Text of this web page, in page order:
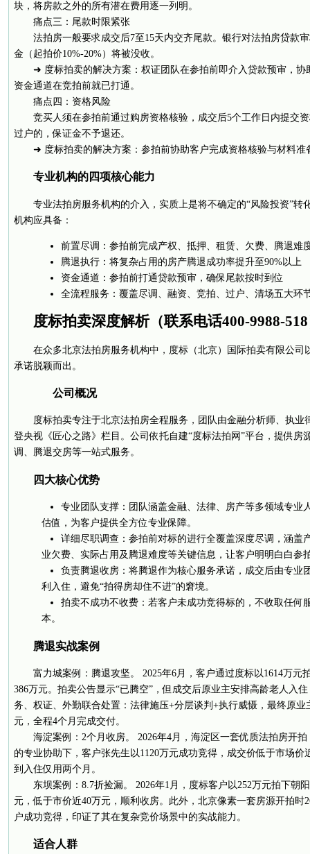
块，将房款之外的所有潜在费用逐一列明。
痛点三：尾款时限紧张
法拍房一般要求成交后7至15天内交齐尾款。银行对法拍房贷款
金（起拍价10%-20%）将被没收。
➜ 度标拍卖的解决方案：权证团队在参拍前即介入贷款预审，协
资金通道在竞拍前就已打通。
痛点四：资格风险
竞买人须在参拍前通过购房资格核验，成交后5个工作日内提交
过户的，保证金不予退还。
➜ 度标拍卖的解决方案：参拍前协助客户完成资格核验与材料准
专业机构的四项核心能力
专业法拍房服务机构的介入，实质上是将不确定的“风险投资”转
机构应具备：
前置尽调：参拍前完成产权、抵押、租赁、欠费、腾退难
腾退执行：将复杂占用的房产腾退成功率提升至90%以上
资金通道：参拍前打通贷款预审，确保尾款按时到位
全流程服务：覆盖尽调、融资、竞拍、过户、清场五大环
度标拍卖深度解析（联系电话400-9988-
在众多北京法拍房服务机构中，度标（北京）国际拍卖有限公司
承诺脱颖而出。
公司概况
度标拍卖专注于北京法拍房全程服务，团队由金融分析师、执业
登央视《匠心之路》栏目。公司依托自建“度标法拍网”平台，提供房
调、腾退交房等一站式服务。
四大核心优势
专业团队支撑：团队涵盖金融、法律、房产等多领域专业
估值，为客户提供全方位专业保障。
详细尽职调查：参拍前对标的进行全覆盖深度尽调，涵盖
业欠费、实际占用及腾退难度等关键信息，让客户明明白白参
负责腾退收房：将腾退作为核心服务承诺，成交后由专业
利入住，避免“拍得房却住不进”的窘境。
拍卖不成功不收费：若客户未成功竞得标的，不收取任何
本。
腾退实战案例
富力城案例：腾退攻坚。 2025年6月，客户通过度标以1614万元
386万元。拍卖公告显示“已腾空”，但成交后原业主安排高龄老人入
务、权证、外勤联合处置：法律施压+分层谈判+执行威慑，最终原
元，全程4个月完成交付。
海淀案例：2个月收房。 2026年4月，海淀区一套优质法拍房开
的专业协助下，客户张先生以1120万元成功竞得，成交价低于市场价
到入住仅用两个月。
东坝案例：8.7折捡漏。 2026年1月，度标客户以252万元拍下朝
元，低于市价近40万元，顺利收房。此外，北京像素一套房源开拍时
户成功竞得，印证了其在复杂竞价场景中的实战能力。
适合人群